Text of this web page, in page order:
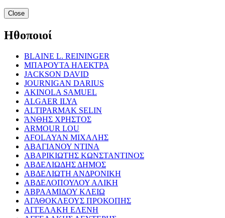
Close
Ηθοποιοί
BLAINE L. REININGER
ΜΠΑΡΟΥΤΑ ΗΛΕΚΤΡΑ
JACKSON DAVID
JOURNIGAN DARIUS
AKINOLA SAMUEL
ALGAER ILYA
ALTIPARMAK SELIN
ΆΝΘΗΣ ΧΡΗΣΤΟΣ
ARMOUR LOU
AFOLAYAN ΜΙΧΑΛΗΣ
ΑΒΑΓΙΑΝΟΥ ΝΤΙΝΑ
ΑΒΑΡΙΚΙΩΤΗΣ ΚΩΝΣΤΑΝΤΙΝΟΣ
ΑΒΔΕΛΙΩΔΗΣ ΔΗΜΟΣ
ΑΒΔΕΛΙΩΤΗ ΑΝΔΡΟΝΙΚΗ
ΑΒΔΕΛΟΠΟΥΛΟΥ ΑΛΙΚΗ
ΑΒΡΑΑΜΙΔΟΥ ΚΛΕΙΩ
ΑΓΑΘΟΚΛΕΟΥΣ ΠΡΟΚΟΠΗΣ
ΑΓΓΕΛΑΚΗ ΕΛΕΝΗ